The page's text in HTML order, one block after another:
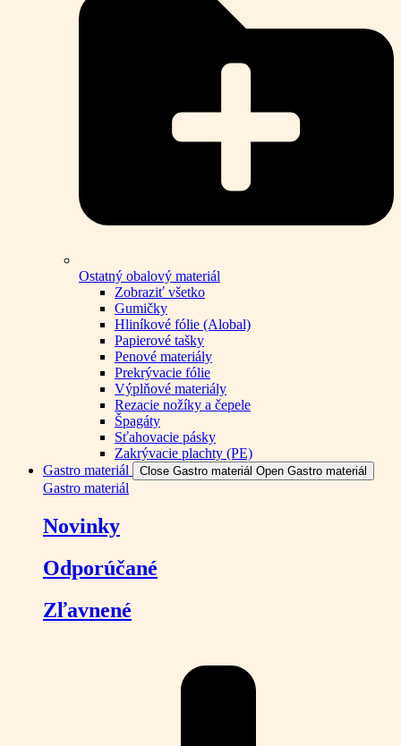
Ostatný obalový materiál
Zobraziť všetko
Gumičky
Hliníkové fólie (Alobal)
Papierové tašky
Penové materiály
Prekrývacie fólie
Výplňové materiály
Rezacie nožíky a čepele
Špagáty
Sťahovacie pásky
Zakrývacie plachty (PE)
Gastro materiál
Close Gastro materiál Open Gastro materiál
Gastro materiál
Novinky
Odporúčané
Zľavnené